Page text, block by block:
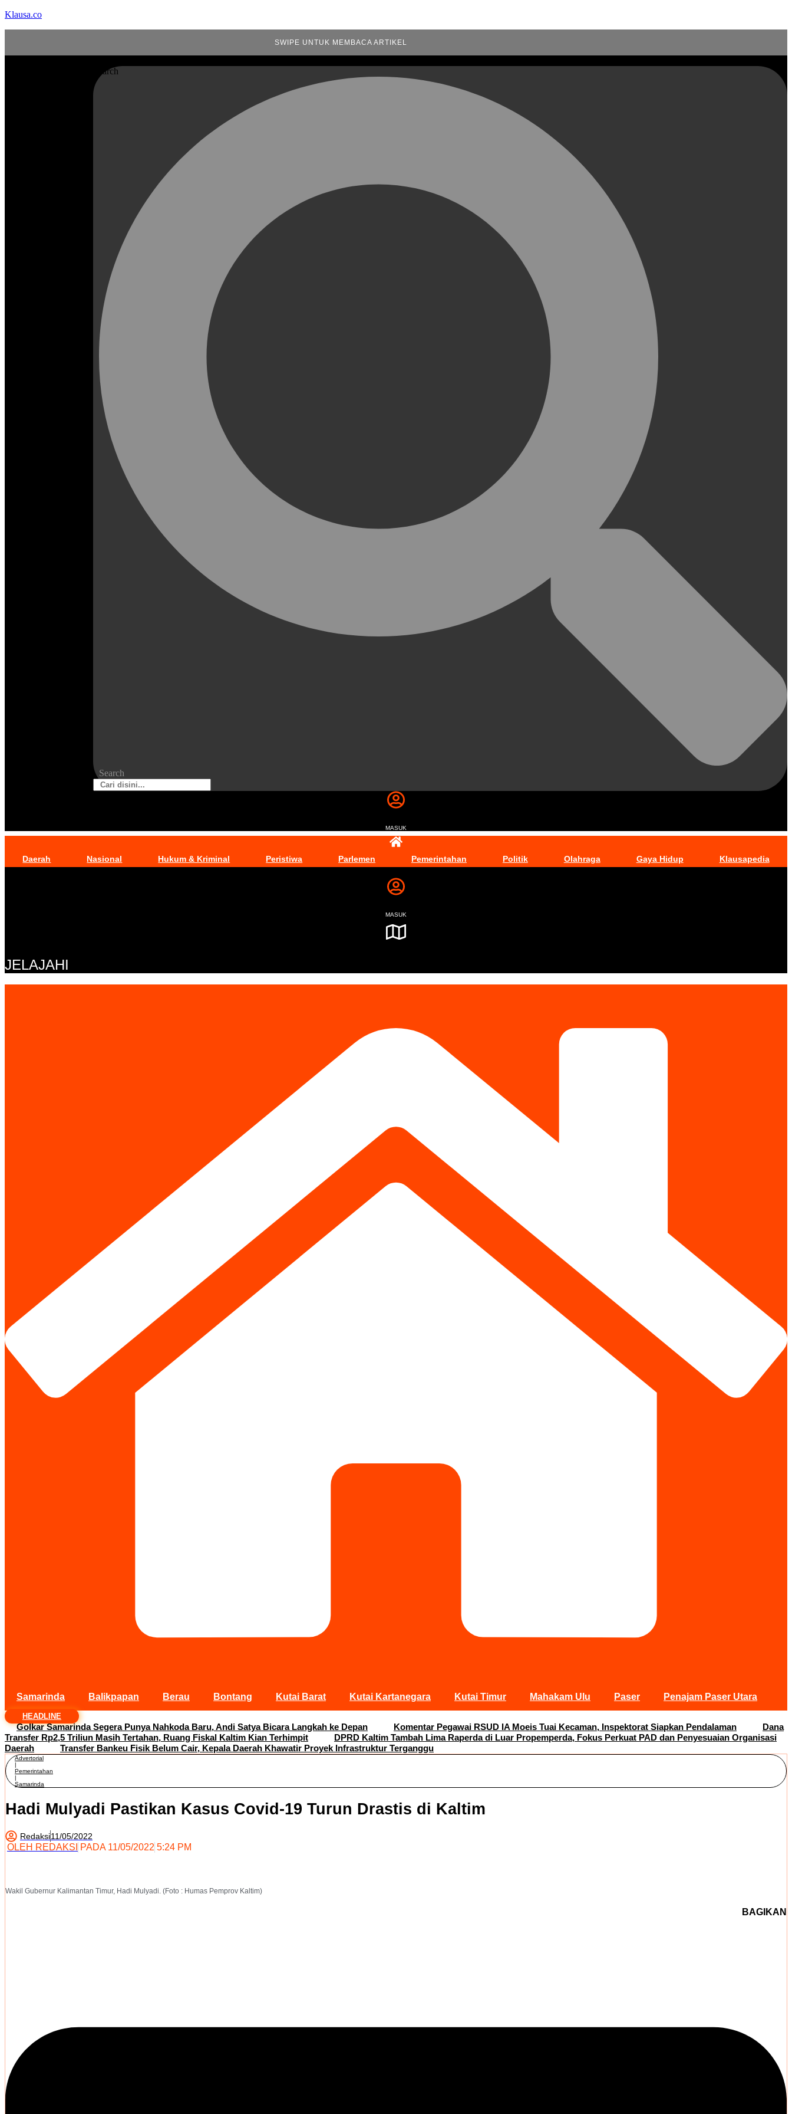
Klausa.co
SWIPE UNTUK MEMBACA ARTIKEL
Search
Search
MASUK
Daerah Nasional Hukum & Kriminal Peristiwa Parlemen Pemerintahan Politik Olahraga Gaya Hidup Klausapedia
MASUK
JELAJAHI
Samarinda Balikpapan Berau Bontang Kutai Barat Kutai Kartanegara Kutai Timur Mahakam Ulu Paser Penajam Paser Utara
HEADLINE
Golkar Samarinda Segera Punya Nahkoda Baru, Andi Satya Bicara Langkah ke Depan Komentar Pegawai RSUD IA Moeis Tuai Kecaman, Inspektorat Siapkan Pendalaman
Dana
Transfer Rp2,5 Triliun Masih Tertahan, Ruang Fiskal Kaltim Kian Terhimpit
DPRD Kaltim Tambah Lima Raperda di Luar Propemperda, Fokus Perkuat PAD dan Penyesuaian Organisasi
Daerah
Transfer Bankeu Fisik Belum Cair, Kepala Daerah Khawatir Proyek Infrastruktur Terganggu
Advertorial
|
Pemerintahan
|
Samarinda
Hadi Mulyadi Pastikan Kasus Covid-19 Turun Drastis di Kaltim
Redaksi11/05/2022
OLEH REDAKSI PADA 11/05/2022 5:24 PM
Wakil Gubernur Kalimantan Timur, Hadi Mulyadi. (Foto : Humas Pemprov Kaltim)
BAGIKAN